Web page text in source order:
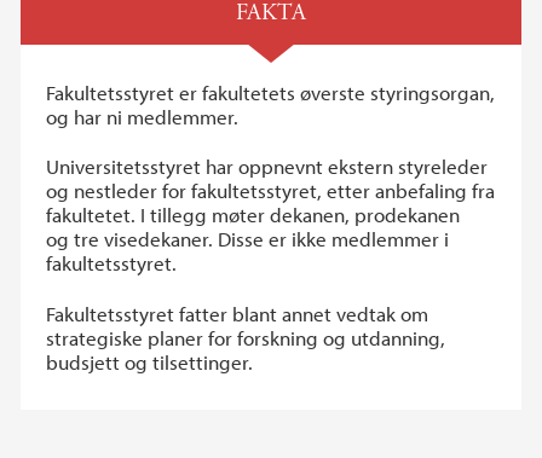
FAKTA
Fakultetsstyret er fakultetets øverste styringsorgan,
og har ni medlemmer.
Universitetsstyret har oppnevnt ekstern styreleder
og nestleder for fakultetsstyret, etter anbefaling fra
fakultetet. I tillegg møter dekanen, prodekanen
og tre visedekaner. Disse er ikke medlemmer i
fakultetsstyret.
Fakultetsstyret fatter blant annet vedtak om
strategiske planer for forskning og utdanning,
budsjett og tilsettinger.